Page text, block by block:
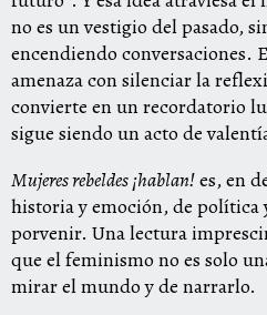
no es un vestigio del pasado,
encendiendo conversaciones.
amenaza con silenciar la
convierte en un recordatorio
sigue siendo un acto de
Mujeres rebeldes ¡hablan!es, en
historia y emoción, de política
porvenir. Una lectura
que el feminismo no es solo
mirar el mundo y de narrarlo.